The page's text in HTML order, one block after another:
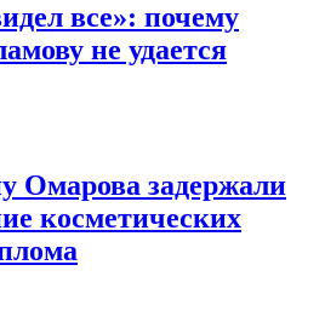
все»: почему
не удается
Омарова задержали
косметических